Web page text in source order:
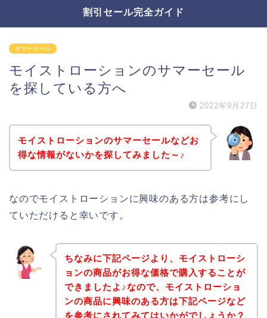
割引セール完全ガイド
サマーセール
モイストローションのサマーセール
を探している方へ
2022年9月27日
モイストローションのサマーセールなどお
得な情報がないかを探してみました～♪
なのでモイストローションに興味のある方は参考にし
ていただけると幸いです。
ちなみに下記ページより、モイストローシ
ョンの商品がお得な価格で購入することが
できましたよ♪なので、モイストローショ
ンの商品に興味のある方は下記ページなど
を参考にされてみてはいかがでしょうか？